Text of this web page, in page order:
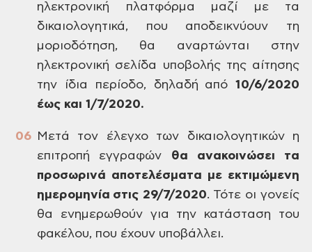
ηλεκτρονική πλατφόρμα μαζί με τα
δικαιολογητικά, που αποδεικνύουν τη
μοριοδότηση, θα αναρτώνται στην
ηλεκτρονική σελίδα υποβολής της αίτησης
την ίδια περίοδο, δηλαδή από 10/6/2020
έως και 1/7/2020.
Μετά τον έλεγχο των δικαιολογητικών η
επιτροπή εγγραφών θα ανακοινώσει τα
προσωρινά αποτελέσματα με εκτιμώμενη
ημερομηνία στις 29/7/2020. Τότε οι γονείς
θα ενημερωθούν για την κατάσταση του
φακέλου, που έχουν υποβάλλει.